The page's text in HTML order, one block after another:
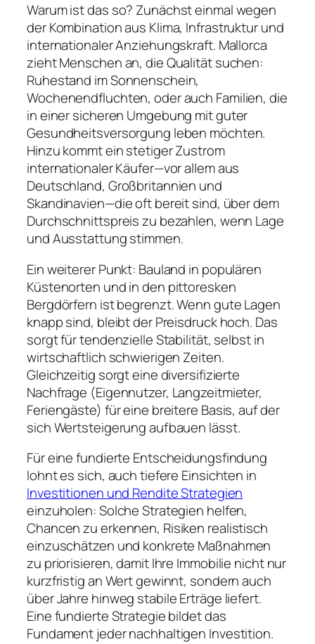
Warum ist das so? Zunächst einmal wegen
der Kombination aus Klima, Infrastruktur und
internationaler Anziehungskraft. Mallorca
zieht Menschen an, die Qualität suchen:
Ruhestand im Sonnenschein,
Wochenendfluchten, oder auch Familien, die
in einer sicheren Umgebung mit guter
Gesundheitsversorgung leben möchten.
Hinzu kommt ein stetiger Zustrom
internationaler Käufer—vor allem aus
Deutschland, Großbritannien und
Skandinavien—die oft bereit sind, über dem
Durchschnittspreis zu bezahlen, wenn Lage
und Ausstattung stimmen.
Ein weiterer Punkt: Bauland in populären
Küstenorten und in den pittoresken
Bergdörfern ist begrenzt. Wenn gute Lagen
knapp sind, bleibt der Preisdruck hoch. Das
sorgt für tendenzielle Stabilität, selbst in
wirtschaftlich schwierigen Zeiten.
Gleichzeitig sorgt eine diversifizierte
Nachfrage (Eigennutzer, Langzeitmieter,
Feriengäste) für eine breitere Basis, auf der
sich Wertsteigerung aufbauen lässt.
Für eine fundierte Entscheidungsfindung
lohnt es sich, auch tiefere Einsichten in
Investitionen und Rendite Strategien
einzuholen: Solche Strategien helfen,
Chancen zu erkennen, Risiken realistisch
einzuschätzen und konkrete Maßnahmen
zu priorisieren, damit Ihre Immobilie nicht nur
kurzfristig an Wert gewinnt, sondern auch
über Jahre hinweg stabile Erträge liefert.
Eine fundierte Strategie bildet das
Fundament jeder nachhaltigen Investition.